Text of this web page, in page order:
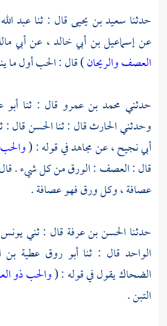
حدثنا سعيد بن يحيىقال : ثناعبد
عنإسماعيل بن أبي خالد، عنأبي
العصف والريحان) قال : الحب أول ما
حدثني محمد بن عمرو قال : ثنا
وحدثنيالحارثقال : ثناالحسنقال :
أبي نجيح، عنمجاهدفي قوله : (
قال : العصف : الورق من كل شيء . قال
عصافة ، وكل ورق فهو عصافة .
حدثنا الحسن بن عرفة قال : ثني
الواحد قال : ثناأبو روق عطية بن
الضحاكيقول في قوله : (والحب ذو
التبن .